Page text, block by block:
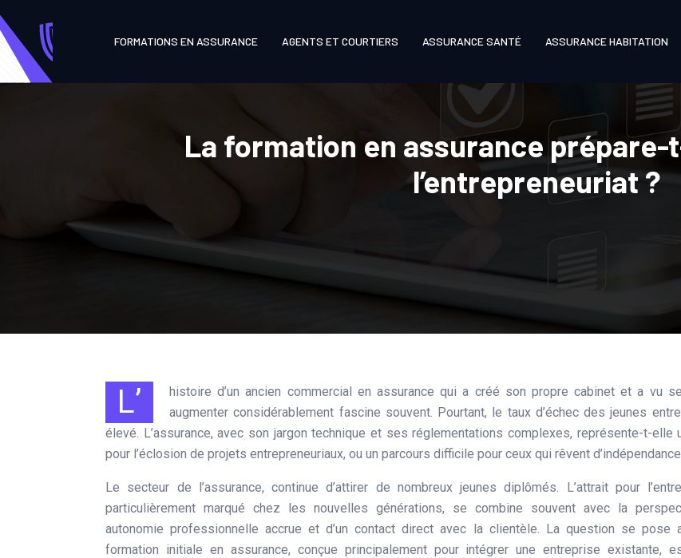
FORMATIONS EN ASSURANCE AGENTS ET COURTIERS ASSURANCE SANTÉ ASSURANCE HABITATION
La formation en assurance
l’entrepreneuriat ?
L’histoire d’un ancien commercial en assurance qui a créé son propre cabinet et a vu ses revenus
augmenter considérablement fascine souvent. Pourtant, le taux d’échec des jeunes
élevé. L’assurance, avec son jargon technique et ses réglementations complexes, représente-t-elle
pour l’éclosion de projets entrepreneuriaux, ou un parcours difficile pour ceux qui rêvent
Le secteur de l’assurance, continue d’attirer de nombreux jeunes diplômés. L’attrait pour
particulièrement marqué chez les nouvelles générations, se combine souvent avec la
autonomie professionnelle accrue et d’un contact direct avec la clientèle. La question se pose
formation initiale en assurance, conçue principalement pour intégrer une entreprise existante,